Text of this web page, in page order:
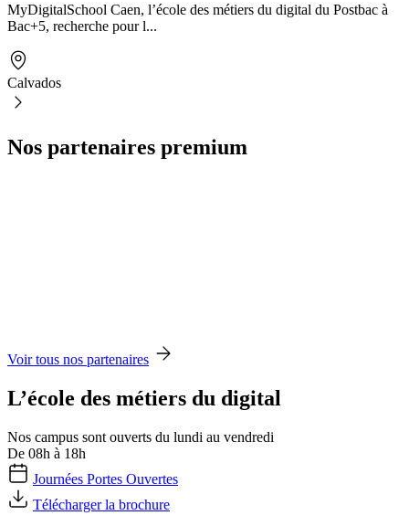
MyDigitalSchool Caen, l’école des métiers du digital du Postbac à
Bac+5, recherche pour l...
Calvados
Nos partenaires premium
Voir tous nos partenaires
L’école des métiers du digital
Nos campus sont ouverts du lundi au vendredi
De 08h à 18h
Journées Portes Ouvertes
Télécharger la brochure